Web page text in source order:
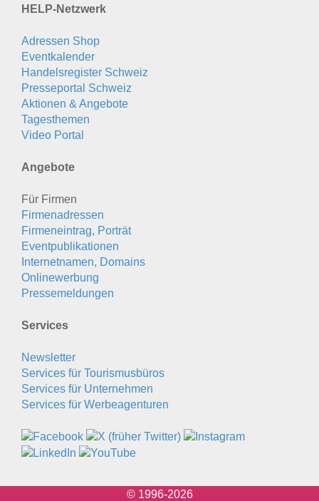
HELP-Netzwerk
Adressen Shop
Eventkalender
Handelsregister Schweiz
Presseportal Schweiz
Aktionen & Angebote
Tagesthemen
Video Portal
Angebote
Für Firmen
Firmenadressen
Firmeneintrag, Porträt
Eventpublikationen
Internetnamen, Domains
Onlinewerbung
Pressemeldungen
Services
Newsletter
Services für Tourismusbüros
Services für Unternehmen
Services für Werbeagenturen
© 1996-2026